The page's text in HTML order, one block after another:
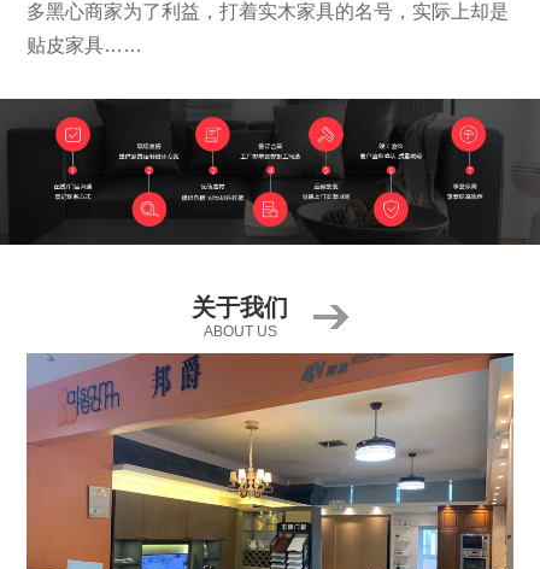
多黑心商家为了利益，打着实木家具的名号，实际上却是
贴皮家具……
关于我们
ABOUT US